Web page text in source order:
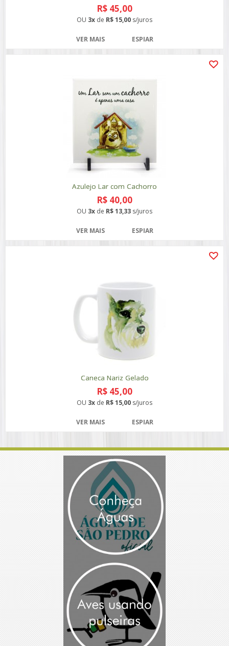
R$ 45,00
OU 3x de R$ 15,00 s/juros
VER MAIS ESPIAR
Azulejo Lar com Cachorro
R$ 40,00
OU 3x de R$ 13,33 s/juros
VER MAIS ESPIAR
Caneca Nariz Gelado
R$ 45,00
OU 3x de R$ 15,00 s/juros
VER MAIS ESPIAR